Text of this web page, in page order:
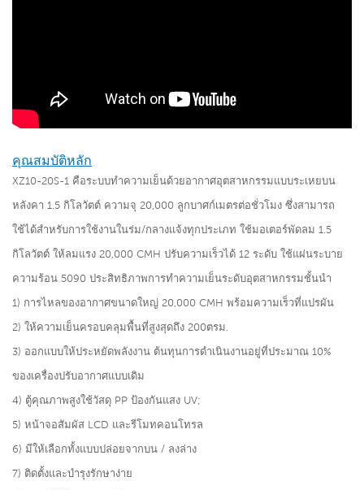
คุณสมบัติหลัก
XZ10-20S-1 คือระบบทำความเย็นด้วยอากาศอุตสาหกรรมแบบระเหยบน
หลังคา 1.5 กิโลวัตต์ ความจุ 20,000 ลูกบาศก์เมตรต่อชั่วโมง ซึ่งสามารถ
ใช้ได้สำหรับการใช้งานในร่ม/กลางแจ้งทุกประเภท ใช้มอเตอร์พัดลม 1.5
กิโลวัตต์ ให้ลมแรง 20,000 CMH ปรับความเร็วได้ 12 ระดับ ใช้แผ่นระบาย
ความร้อน 5090 ประสิทธิภาพการทำความเย็นระดับอุตสาหกรรมชั้นนำ
1) การไหลของอากาศขนาดใหญ่ 20,000 CMH พร้อมความเร็วที่แปรผัน
2) ให้ความเย็นครอบคลุมพื้นที่สูงสุดถึง 200ตรม.
3) ออกแบบให้ประหยัดพลังงาน ต้นทุนการดำเนินงานอยู่ที่ประมาณ 10%
ของเครื่องปรับอากาศแบบเดิม
4) ตู้คุณภาพสูงใช้วัสดุ PP ป้องกันแสง UV;
5) หน้าจอสัมผัส LCD และรีโมทคอนโทรล
6) มีให้เลือกทั้งแบบปล่อยจากบน / ลงล่าง
7) ติดตั้งและบำรุงรักษาง่าย